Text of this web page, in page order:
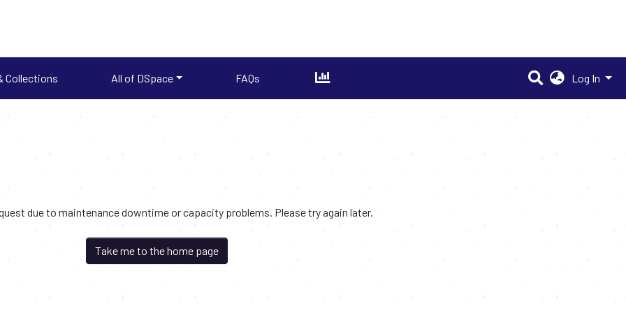
Collections All of DSpace FAQs Log In
due to maintenance downtime or capacity problems. Please try again later.
Take me to the home page